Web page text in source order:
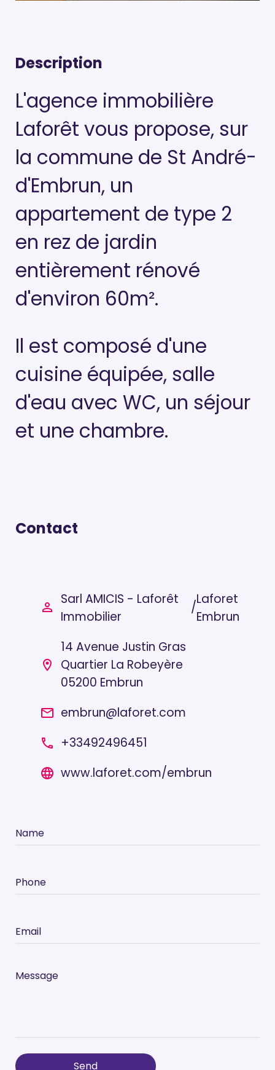
Description
L'agence immobilière
Laforêt vous propose, sur
la commune de St André-
d'Embrun, un
appartement de type 2
en rez de jardin
entièrement rénové
d'environ 60m².
Il est composé d'une
cuisine équipée, salle
d'eau avec WC, un séjour
et une chambre.
Contact
Name
Phone
Email
Message
Send
person_outline
Sarl AMICIS - Laforêt
Immobilier
/Laforet
Embrun
location_on
14 Avenue Justin Gras
Quartier La Robeyère
05200 Embrun
email embrun@laforet.com
local_phone +33492496451
language www.laforet.com/embrun